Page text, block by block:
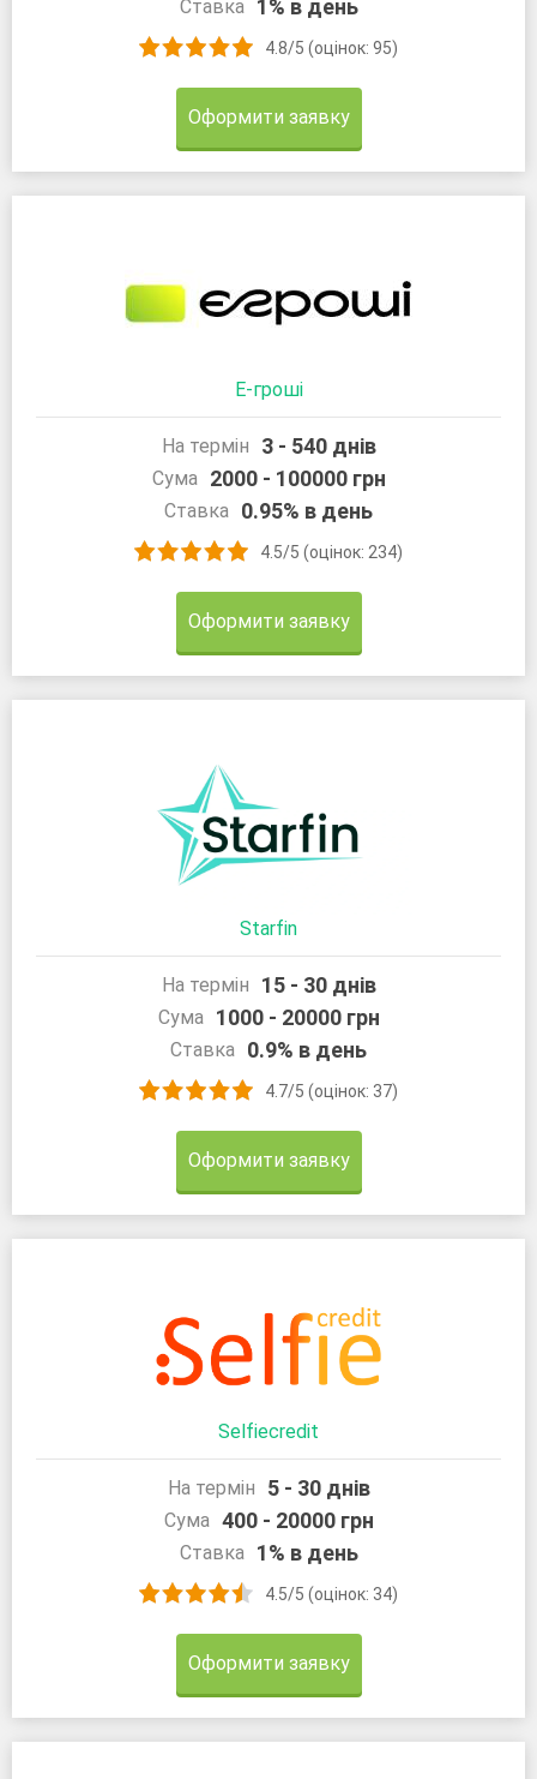
Ставка 1% в день
4.8/5 (оцінок: 95)
Оформити заявку
Е-гроші
На термін 3 - 540 днів
Сума 2000 - 100000 грн
Ставка 0.95% в день
4.5/5 (оцінок: 234)
Оформити заявку
Starfin
На термін 15 - 30 днів
Сума 1000 - 20000 грн
Ставка 0.9% в день
4.7/5 (оцінок: 37)
Оформити заявку
Selfiecredit
На термін 5 - 30 днів
Сума 400 - 20000 грн
Ставка 1% в день
4.5/5 (оцінок: 34)
Оформити заявку